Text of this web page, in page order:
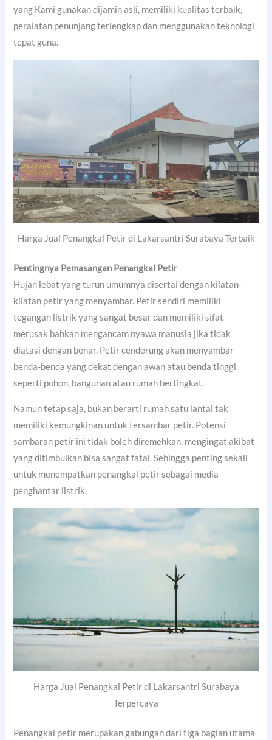
yang Kami gunakan dijamin asli, memiliki kualitas terbaik,
peralatan penunjang terlengkap dan menggunakan teknologi
tepat guna.
Harga Jual Penangkal Petir di Lakarsantri Surabaya Terbaik
Pentingnya Pemasangan Penangkal Petir
Hujan lebat yang turun umumnya disertai dengan kilatan-
kilatan petir yang menyambar. Petir sendiri memiliki
tegangan listrik yang sangat besar dan memiliki sifat
merusak bahkan mengancam nyawa manusia jika tidak
diatasi dengan benar. Petir cenderung akan menyambar
benda-benda yang dekat dengan awan atau benda tinggi
seperti pohon, bangunan atau rumah bertingkat.
Namun tetap saja, bukan berarti rumah satu lantai tak
memiliki kemungkinan untuk tersambar petir. Potensi
sambaran petir ini tidak boleh diremehkan, mengingat akibat
yang ditimbulkan bisa sangat fatal. Sehingga penting sekali
untuk menempatkan penangkal petir sebagai media
penghantar listrik.
Harga Jual Penangkal Petir di Lakarsantri Surabaya
Terpercaya
Penangkal petir merupakan gabungan dari tiga bagian utama